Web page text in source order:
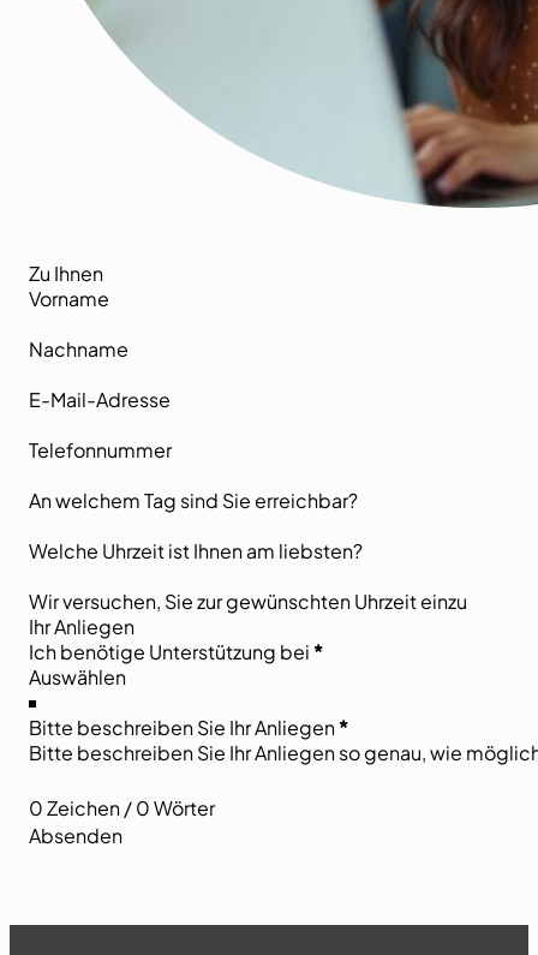
Zu Ihnen
Vorname
Nachname
E-Mail-Adresse
Telefonnummer
An welchem Tag sind Sie erreichbar?
Welche Uhrzeit ist Ihnen am liebsten?
Wir versuchen, Sie zur gewünschten Uhrzeit einzu
Ihr Anliegen
Ich benötige Unterstützung bei *
Bitte beschreiben Sie Ihr Anliegen*
0 Zeichen / 0 Wörter
Absenden